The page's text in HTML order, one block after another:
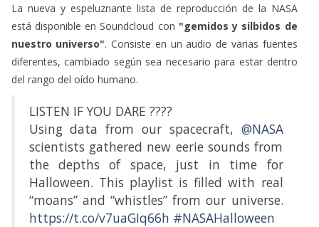
La nueva y espeluznante lista de reproducción de la NASA
está disponible en Soundcloud con "gemidos y silbidos de
nuestro universo". Consiste en un audio de varias fuentes
diferentes, cambiado según sea necesario para estar dentro
del rango del oído humano.
LISTEN IF YOU DARE ????
Using data from our spacecraft, @NASA
scientists gathered new eerie sounds from
the depths of space, just in time for
Halloween. This playlist is filled with real
“moans” and “whistles” from our universe.
https://t.co/v7uaGIq66h #NASAHalloween